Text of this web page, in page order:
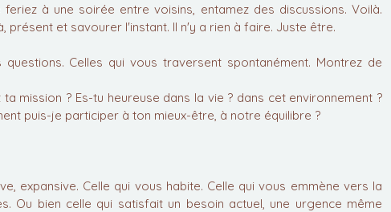
à une soirée entre voisins, entamez des discussions. Voilà.
présent et savourer l'instant. Il n'y a rien à faire. Juste être.
Celles qui vous traversent spontanément. Montrez de
mission ? Es-tu heureuse dans la vie ? dans cet environnement ?
puis-je participer à ton mieux-être, à notre équilibre ?
expansive. Celle qui vous habite. Celle qui vous emmène vers la
Ou bien celle qui satisfait un besoin actuel, une urgence même